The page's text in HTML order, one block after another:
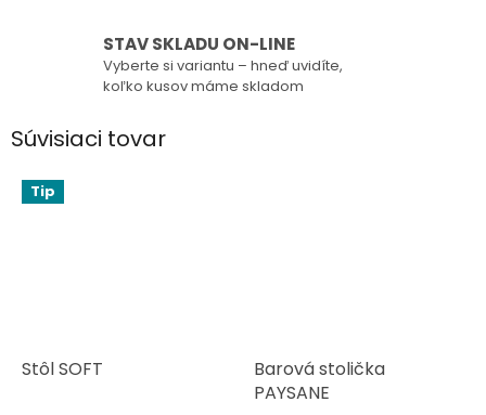
STAV SKLADU ON-LINE
Vyberte si variantu – hneď uvidíte,
koľko kusov máme skladom
Súvisiaci tovar
Tip
Stôl SOFT
Barová stolička
PAYSANE